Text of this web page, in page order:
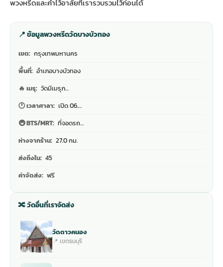
พวงหรีดและคำไว้อาลัยที่เรารวบรวมไว้ก่อนได้
📍 ข้อมูลพวงหรีดวัดบางบัวทอง
เขต: กรุงเทพมหานคร
พื้นที่: อำเภอบางบัวทอง
🔥 เมรุ: วัดมีเมรุภ…
🕐 เวลาศาลา: เปิด 06.…
🚇 BTS/MRT: ที่จอดรถ…
ห่างจากร้าน: 27.0 กม.
ส่งถึงใน: 45
ค่าจัดส่ง: ฟรี
🔀 วัดอื่นที่เราจัดส่ง
วัดดาวคนอง
📍 เขตธนบุรี